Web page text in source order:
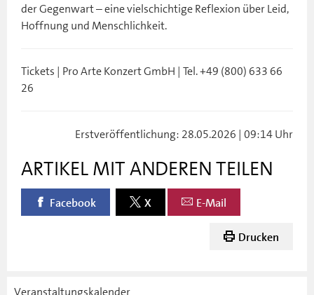
der Gegenwart – eine vielschichtige Reflexion über Leid,
Hoffnung und Menschlichkeit.
Tickets | Pro Arte Konzert GmbH | Tel. +49 (800) 633 66
26
Erstveröffentlichung: 28.05.2026 | 09:14 Uhr
ARTIKEL MIT ANDEREN TEILEN
Facebook X E-Mail
Drucken
Veranstaltungskalender